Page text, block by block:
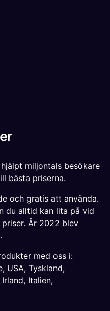
miljontals besökare
bästa priserna.
och gratis att använda.
du alltid kan lita på vid
År 2022 blev
med oss i:
, USA, Tyskland,
Irland, Italien,